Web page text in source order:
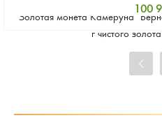
Золотая монета Камеруна
г чистого
100
Цена